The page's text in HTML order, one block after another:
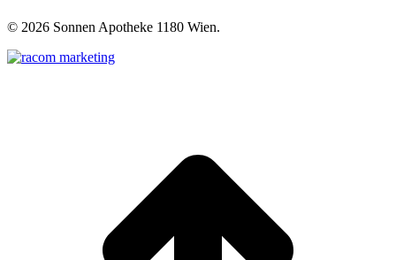
© 2026 Sonnen Apotheke 1180 Wien.